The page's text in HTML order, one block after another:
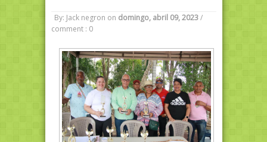
By: Jack negron on domingo, abril 09, 2023 /
comment : 0